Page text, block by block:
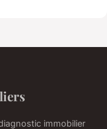
immobilier